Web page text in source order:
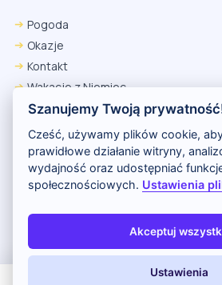
Pogoda
Okazje
Kontakt
Wakacje z Niemiec
Polityka Prywatności
Wakacje w Egipcie
Rankingi hoteli
Kontakt i reklama
Polityka
Copyright (c) 2026 Odkryj Wakacje
Firefox
Ustawienia → Prywatność i
firm → ustaw „Zezwalaj”.
Na czas rezerwacji nie blokuj cookies i
Szanujemy Twoją
Cześć, używamy plików cookie,
prawidłowe działanie witryny,
wydajność oraz udostępniać
społecznościowych. Ustawienia
Akceptuj
Ustawienia